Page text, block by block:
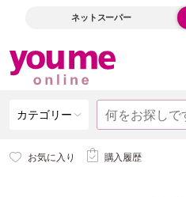
ネットスーパー
カテゴリー
お気に入り 購入履歴